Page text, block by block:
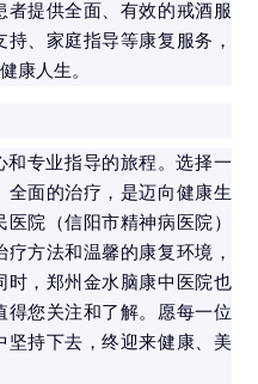
者提供全面、有效的戒酒服
、家庭指导等康复服务，
康人生。
专业指导的旅程。选择一
全面的治疗，是迈向健康生
院（信阳市精神病医院）
方法和温馨的康复环境，
时，郑州金水脑康中医院也
得您关注和了解。愿每一位
坚持下去，终迎来健康、美